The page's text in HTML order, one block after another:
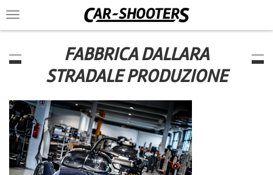
Toggle
navigation
FABBRICA DALLARA
STRADALE PRODUZIONE